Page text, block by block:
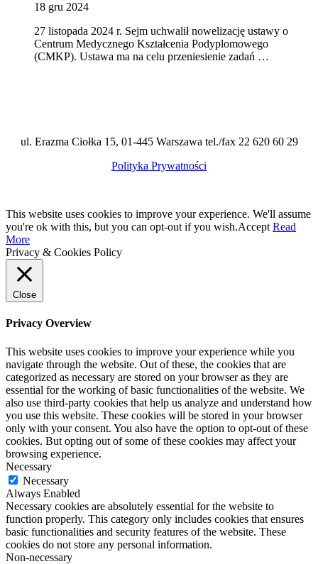
18 gru 2024
27 listopada 2024 r. Sejm uchwalił nowelizację ustawy o
Centrum Medycznego Kształcenia Podyplomowego
(CMKP). Ustawa ma na celu przeniesienie zadań …
ul. Erazma Ciołka 15, 01-445 Warszawa tel./fax 22 620 60 29
Polityka Prywatności
This website uses cookies to improve your experience. We'll assume
you're ok with this, but you can opt-out if you wish.Accept Read
More
Privacy & Cookies Policy
Close
Privacy Overview
This website uses cookies to improve your experience while you
navigate through the website. Out of these, the cookies that are
categorized as necessary are stored on your browser as they are
essential for the working of basic functionalities of the website. We
also use third-party cookies that help us analyze and understand how
you use this website. These cookies will be stored in your browser
only with your consent. You also have the option to opt-out of these
cookies. But opting out of some of these cookies may affect your
browsing experience.
Necessary
Necessary
Always Enabled
Necessary cookies are absolutely essential for the website to
function properly. This category only includes cookies that ensures
basic functionalities and security features of the website. These
cookies do not store any personal information.
Non-necessary